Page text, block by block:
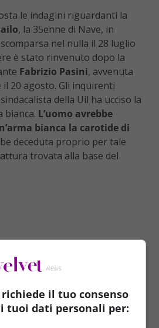
le indagini riguardanti la
, la 35enne di Nave, in
nel nulla il 28 luglio
è stato rinvenuto dopo la
Fabrizio Pasini, avvenuta
20 agosto. Gli inquirenti
della Uil ha ucciso la
bianca. L’uomo avrebbe
bianca la carotide di
deceduta proprio per tale
trovata alla base del
il tuo consenso
tuoi dati personali per: